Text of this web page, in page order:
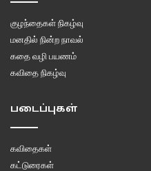
நேற்றைய நிகழ்ச்சியின் Moment
இல்லைங்க. பாப்போம் இன்னைக்காச்சும்
BB Day 17
Big Boss Season 3
குழந்தைகள் நிகழ்வு
மனதில் நின்ற நாவல்
கதை வழி பயணம்
கவிதை நிகழ்வு
படைப்புகள்
கவிதைகள்
கட்டுரைகள்